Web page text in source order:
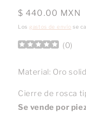
Precio
habitual
$ 440.00 MXN
Los gastos de envío se
(0)
Material: Oro
Cierre de rosca
Se vende por